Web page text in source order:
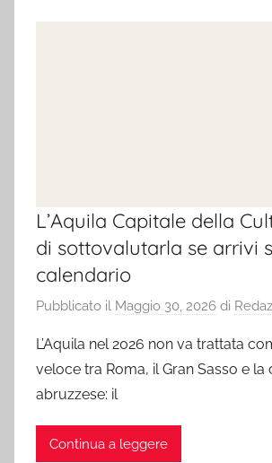
L’Aquila Capitale della
di sottovalutarla se arrivi
calendario
Pubblicato il Maggio 30, 2026 di
L’Aquila nel 2026 non va trattata
veloce tra Roma, il Gran Sasso e la
abruzzese: il
Continua a leggere